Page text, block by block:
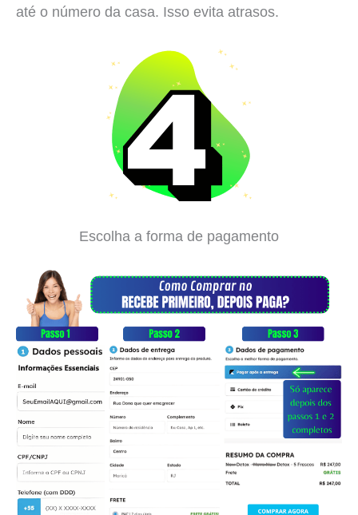
até o número da casa. Isso evita atrasos.
Escolha a forma de pagamento